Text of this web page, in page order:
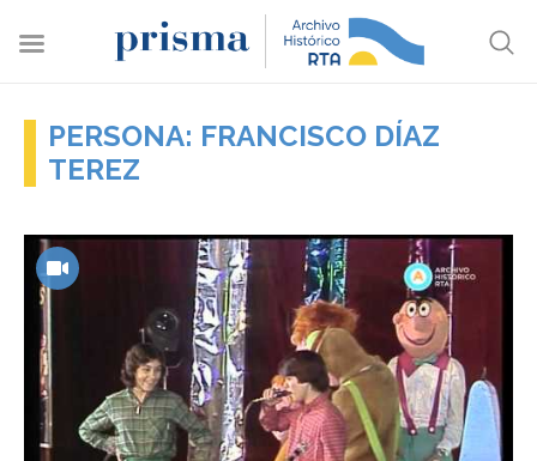
PERSONA: FRANCISCO DÍAZ
TEREZ